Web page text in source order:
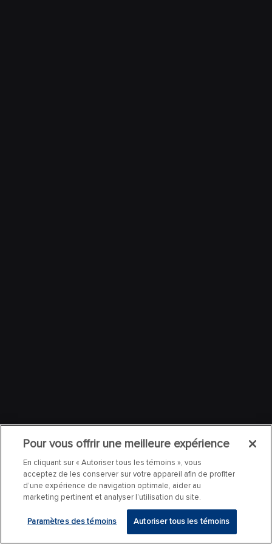
Pour vous offrir une meilleure expérience
En cliquant sur « Autoriser tous les témoins », vous
acceptez de les conserver sur votre appareil afin de profiter
d’une expérience de navigation optimale, aider au
marketing pertinent et analyser l’utilisation du site.
Paramètres des témoins Autoriser tous les témoins